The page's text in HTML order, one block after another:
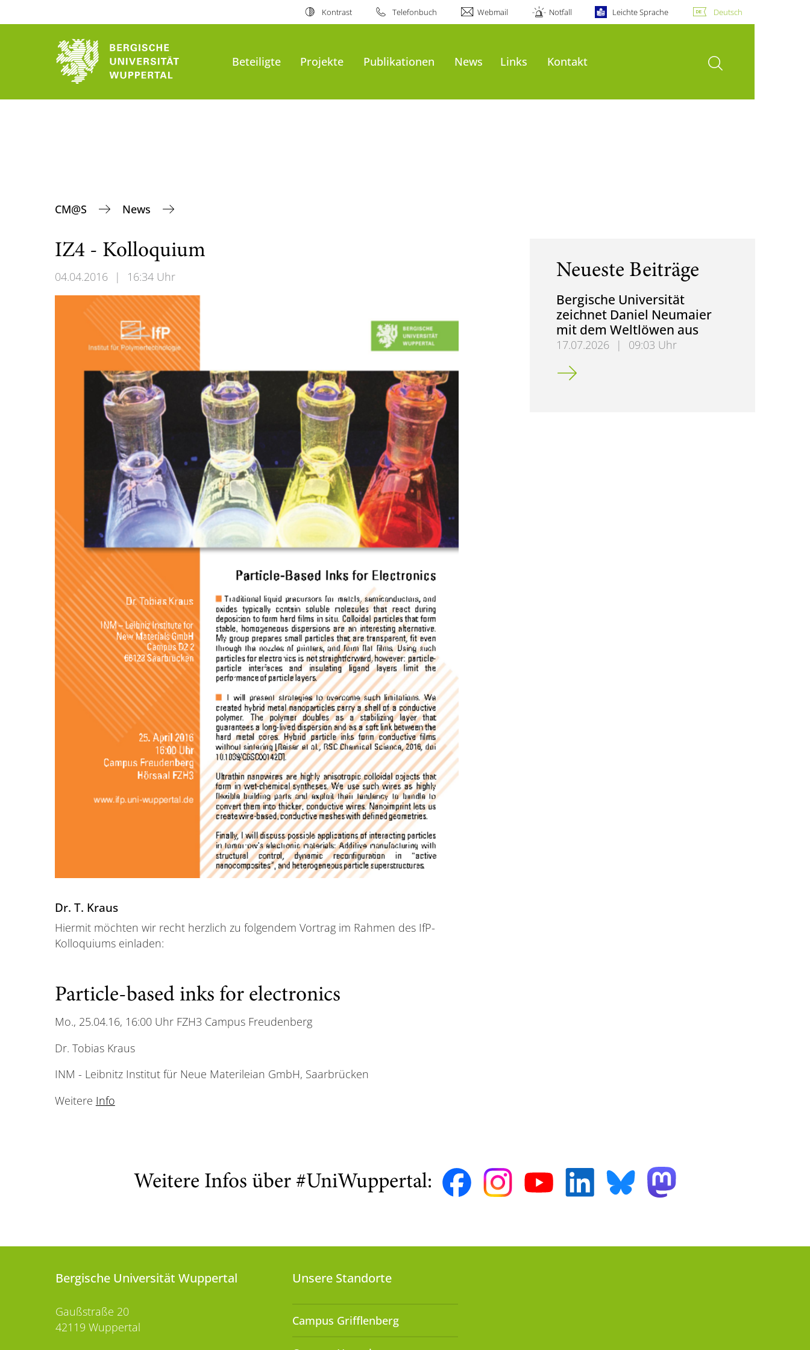
Kontrast Telefonbuch Webmail Notfall Leichte Sprache Deutsch
Beteiligte Projekte Publikationen News Links Kontakt Suche öffnen
CM@S News
IZ4 - Kolloquium
04.04.2016 | 16:34 Uhr
Dr. T. Kraus
Hiermit möchten wir recht herzlich zu folgendem Vortrag im Rahmen des IfP-
Kolloquiums einladen:
Particle-based inks for electronics
Mo., 25.04.16, 16:00 Uhr FZH3 Campus Freudenberg
Dr. Tobias Kraus
INM - Leibnitz Institut für Neue Materileian GmbH, Saarbrücken
Weitere Info
Neueste Beiträge
Bergische Universität
zeichnet Daniel Neumaier
mit dem Weltlöwen aus
17.07.2026 |
09:03 Uhr
Bergische Universität zeichnet Daniel Neumaier
Weitere Infos über #UniWuppertal:
Bergische Universität Wuppertal
Gaußstraße 20
42119 Wuppertal
Unsere Standorte
Campus Grifflenberg